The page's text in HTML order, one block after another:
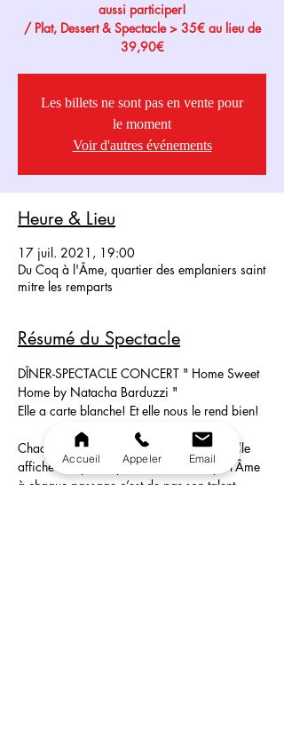
aussi participer!
/ Plat, Dessert & Spectacle > 35€ au lieu de
39,90€
Les billets ne sont pas en vente pour
le moment
Voir d'autres événements
Heure & Lieu
17 juil. 2021, 19:00
Du Coq à l'Âme, quartier des emplaniers saint
mitre les remparts
Résumé du Spectacle
DÎNER-SPECTACLE CONCERT " Home Sweet
Home by Natacha Barduzzi "
Elle a carte blanche! Et elle nous le rend bien!
Chacune de ses soirées est unique. Et si elle
affiche complet depuis 2 ans au Coq à l’Âme
à chaque passage c’est de par son talent,
Accueil Appeler Email